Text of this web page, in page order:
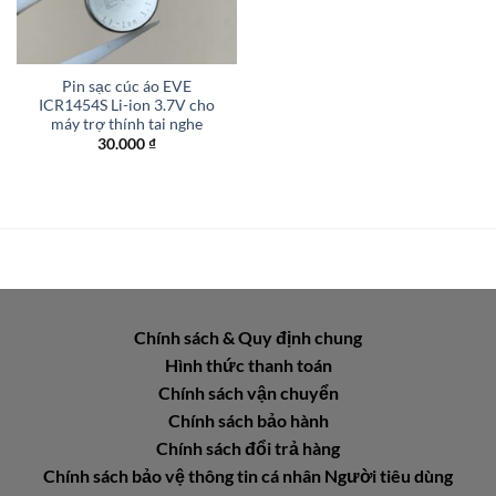
Pin sạc cúc áo EVE
ICR1454S Li-ion 3.7V cho
máy trợ thính tai nghe
30.000₫
Chính sách & Quy định chung
Hình thức thanh toán
Chính sách vận chuyển
Chính sách bảo hành
Chính sách đổi trả hàng
Chính sách bảo vệ thông tin cá nhân Người tiêu dùng